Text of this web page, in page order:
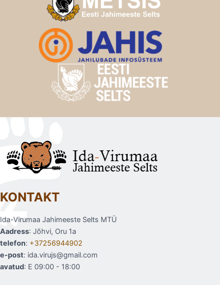
KONTAKT
Ida-Virumaa Jahimeeste Selts MTÜ
Aadress: Jõhvi, Oru 1a
telefon: +37256944902
e-post: ida.virujs@gmail.com
avatud: E 09:00 - 18:00